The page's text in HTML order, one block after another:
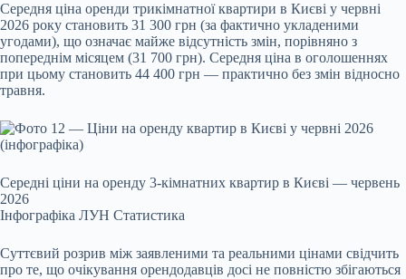
Середня ціна оренди трикімнатної квартири в Києві у червні
2026 року становить 31 300 грн (за фактично укладеними
угодами), що означає майже відсутність змін, порівняно з
попереднім місяцем (31 700 грн). Середня ціна в оголошеннях
при цьому становить 44 400 грн — практично без змін відносно
травня.
Середні ціни на оренду 3-кімнатних квартир в Києві — червень
2026
Інфографіка ЛУН Статистика
Суттєвий розрив між заявленими та реальними цінами свідчить
про те, що очікування орендодавців досі не повністю збігаються